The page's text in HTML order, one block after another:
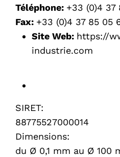
Téléphone: +33 (0)4 37
Fax: +33 (0)4 37 85 05
Site Web: https://
industrie.com
SIRET:
88775527000014
Dimensions:
du Ø 0,1 mm au Ø 100